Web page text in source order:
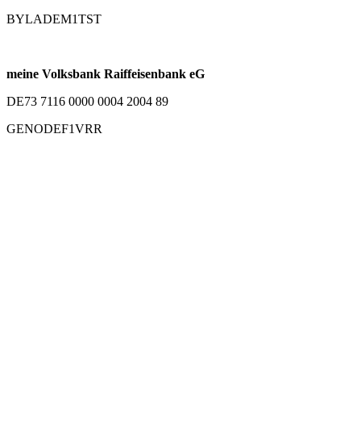
BYLADEM1TST
meine Volksbank Raiffeisenbank eG
DE73 7116 0000 0004 2004 89
GENODEF1VRR